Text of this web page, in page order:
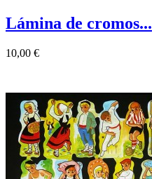
Lámina de cromos...
10,00 €